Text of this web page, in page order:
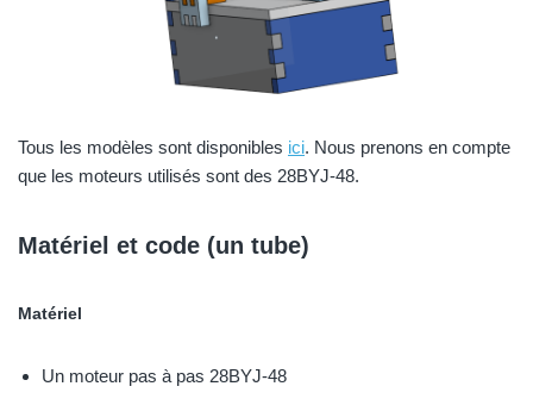
Tous les modèles sont disponibles ici. Nous prenons en compte
que les moteurs utilisés sont des 28BYJ-48.
Matériel et code (un tube)
Matériel
Un moteur pas à pas 28BYJ-48